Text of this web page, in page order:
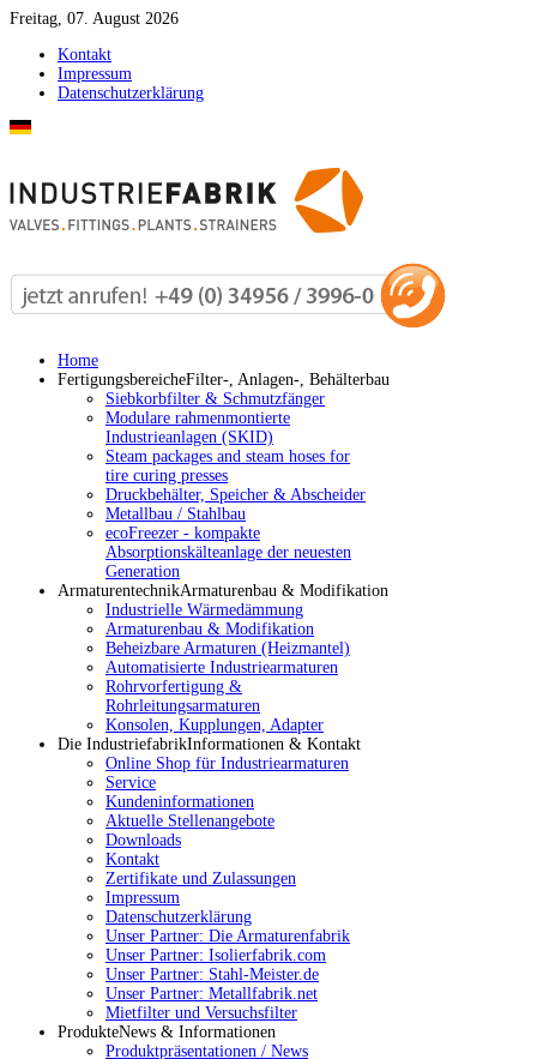
Freitag, 07. August 2026
Kontakt
Impressum
Datenschutzerklärung
Home
FertigungsbereicheFilter-, Anlagen-, Behälterbau
Siebkorbfilter & Schmutzfänger
Modulare rahmenmontierte
Industrieanlagen (SKID)
Steam packages and steam hoses for
tire curing presses
Druckbehälter, Speicher & Abscheider
Metallbau / Stahlbau
ecoFreezer - kompakte
Absorptionskälteanlage der neuesten
Generation
ArmaturentechnikArmaturenbau & Modifikation
Industrielle Wärmedämmung
Armaturenbau & Modifikation
Beheizbare Armaturen (Heizmantel)
Automatisierte Industriearmaturen
Rohrvorfertigung &
Rohrleitungsarmaturen
Konsolen, Kupplungen, Adapter
Die IndustriefabrikInformationen & Kontakt
Online Shop für Industriearmaturen
Service
Kundeninformationen
Aktuelle Stellenangebote
Downloads
Kontakt
Zertifikate und Zulassungen
Impressum
Datenschutzerklärung
Unser Partner: Die Armaturenfabrik
Unser Partner: Isolierfabrik.com
Unser Partner: Stahl-Meister.de
Unser Partner: Metallfabrik.net
Mietfilter und Versuchsfilter
ProdukteNews & Informationen
Produktpräsentationen / News